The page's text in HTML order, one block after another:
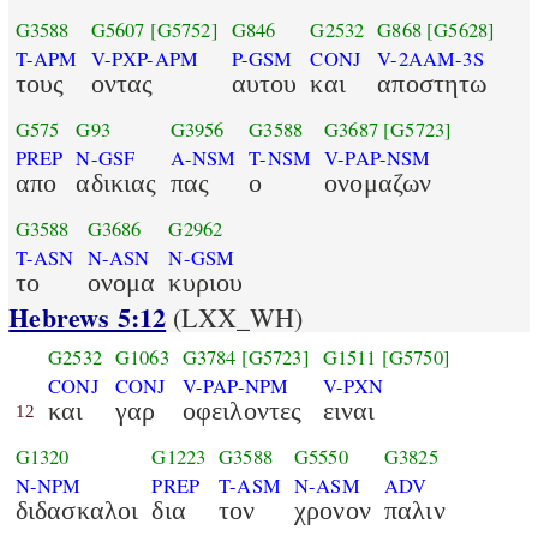
G3588
T-APM
τους
G5607 [G5752]
V-PXP-APM
οντας
G846
P-GSM
αυτου
G2532
CONJ
και
G868 [G5628]
V-2AAM-3S
αποστητω
G575
PREP
απο
G93
N-GSF
αδικιας
G3956
A-NSM
πας
G3588
T-NSM
ο
G3687 [G5723]
V-PAP-NSM
ονομαζων
G3588
T-ASN
το
G3686
N-ASN
ονομα
G2962
N-GSM
κυριου
Hebrews 5:12 (LXX_WH)
12
G2532
CONJ
και
G1063
CONJ
γαρ
G3784 [G5723]
V-PAP-NPM
οφειλοντες
G1511 [G5750]
V-PXN
ειναι
G1320
N-NPM
διδασκαλοι
G1223
PREP
δια
G3588
T-ASM
τον
G5550
N-ASM
χρονον
G3825
ADV
παλιν